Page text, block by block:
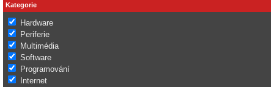
Kategorie
Hardware
Periferie
Multimédia
Software
Programování
Internet